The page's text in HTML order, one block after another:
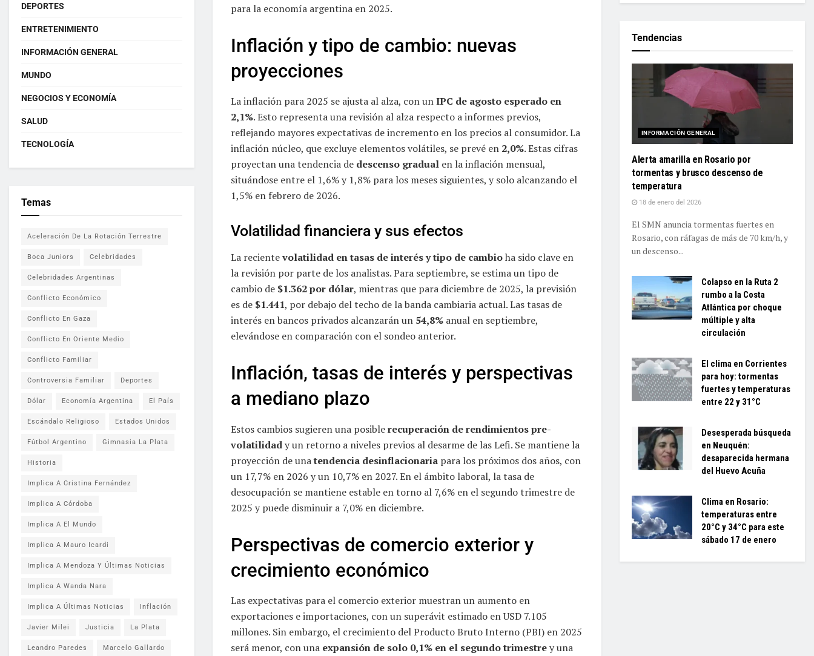
para la economía argentina en 2025.
Inflación y tipo de cambio: nuevas
proyecciones
La inflación para 2025 se ajusta al alza, con unIPC de agosto esperado en
2,1%. Esto representa una revisión al alza respecto a informes previos,
reflejando mayores expectativas de incremento en los precios al consumidor. La
inflación núcleo, que excluye elementos volátiles, se prevé en 2,0%. Estas cifras
proyectan una tendencia de descenso gradual en la inflación mensual,
situándose entre el 1,6% y 1,8% para los meses siguientes, y solo alcanzando el
1,5% en febrero de 2026.
Volatilidad financiera y sus efectos
La recientevolatilidad en tasas de interés y tipo de cambioha sido clave en
la revisión por parte de los analistas. Para septiembre, se estima un tipo de
cambio de $1.362 por dólar, mientras que para diciembre de 2025, la previsión
es de $1.441, por debajo del techo de la banda cambiaria actual. Las tasas de
interés en bancos privados alcanzarán un 54,8% anual en septiembre,
elevándose en comparación con el sondeo anterior.
Inflación, tasas de interés y perspectivas
a mediano plazo
Estos cambios sugieren una posiblerecuperación de rendimientos pre-
volatilidady un retorno a niveles previos al desarme de las Lefi. Se mantiene la
proyección de unatendencia desinflacionaria para los próximos dos años, con
un 17,7% en 2026 y un 10,7% en 2027. En el ámbito laboral, la tasa de
desocupación se mantiene estable en torno al 7,6% en el segundo trimestre de
2025 y puede disminuir a 7,0% en diciembre.
Perspectivas de comercio exterior y
crecimiento económico
Las expectativas para el comercio exterior muestran un aumento en
exportaciones e importaciones, con un superávit estimado en USD 7.105
millones. Sin embargo, el crecimiento del Producto Bruto Interno (PBI) en 2025
será menor, con una expansión de solo 0,1% en el segundo trimestrey una
DEPORTES
ENTRETENIMIENTO
INFORMACIÓN GENERAL
MUNDO
NEGOCIOS Y ECONOMÍA
SALUD
TECNOLOGÍA
Temas
Aceleración De La Rotación Terrestre
Boca Juniors Celebridades
Celebridades Argentinas
Conflicto Económico
Conflicto En Gaza
Conflicto En Oriente Medio
Conflicto Familiar
Controversia Familiar Deportes
Dólar Economía Argentina El País
Escándalo Religioso Estados Unidos
Fútbol Argentino Gimnasia La Plata
Historia
Implica A Cristina Fernández
Implica A Córdoba
Implica A El Mundo
Implica A Mauro Icardi
Implica A Mendoza Y Últimas Noticias
Implica A Wanda Nara
Implica A Últimas Noticias Inflación
Javier Milei Justicia La Plata
Leandro Paredes Marcelo Gallardo
Tendencias
INFORMACIÓN GENERAL
Alerta amarilla en Rosario por
tormentas y brusco descenso de
temperatura
18 de enero del 2026
El SMN anuncia tormentas fuertes en
Rosario, con ráfagas de más de 70 km/h, y
un descenso...
Colapso en la Ruta 2
rumbo a la Costa
Atlántica por choque
múltiple y alta
circulación
El clima en Corrientes
para hoy: tormentas
fuertes y temperaturas
entre 22 y 31°C
Desesperada búsqueda
en Neuquén:
desaparecida hermana
del Huevo Acuña
Clima en Rosario:
temperaturas entre
20°C y 34°C para este
sábado 17 de enero